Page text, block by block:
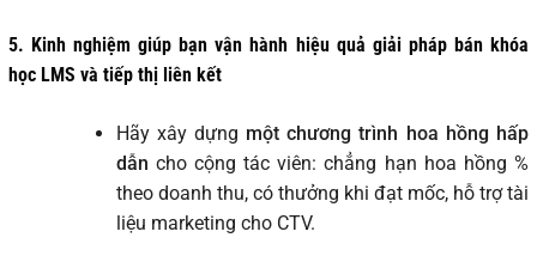
5. Kinh nghiệm giúp bạn vận hành hiệu quả giải pháp bán khóa
học LMS và tiếp thị liên kết
Hãy xây dựng một chương trình hoa hồng hấp
dẫn cho cộng tác viên: chẳng hạn hoa hồng %
theo doanh thu, có thưởng khi đạt mốc, hỗ trợ tài
liệu marketing cho CTV.